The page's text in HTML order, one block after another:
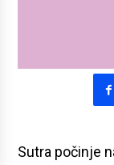
Sutra počinje